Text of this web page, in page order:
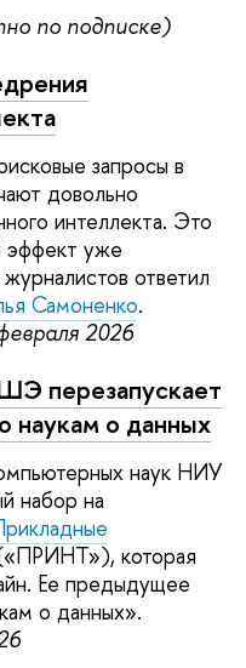
по подписке)
запросы в
довольно
интеллекта. Это
эффект уже
ответил
Самоненко.
2026
перезапускает
наукам о данных
наук НИУ
набор на
которая
Ее предыдущее
о данных».